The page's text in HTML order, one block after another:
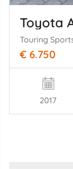
Toyota
Touring
€ 6.750
2017